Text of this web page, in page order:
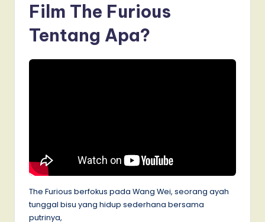
Film The Furious
Tentang Apa?
The Furious berfokus pada Wang Wei, seorang ayah
tunggal bisu yang hidup sederhana bersama
putrinya,